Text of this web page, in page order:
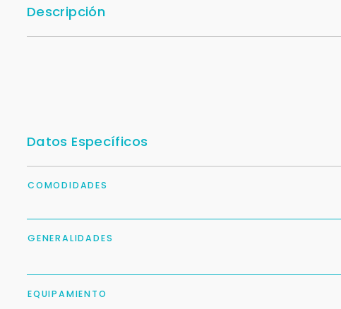
Descripción
Datos Específicos
COMODIDADES
GENERALIDADES
EQUIPAMIENTO